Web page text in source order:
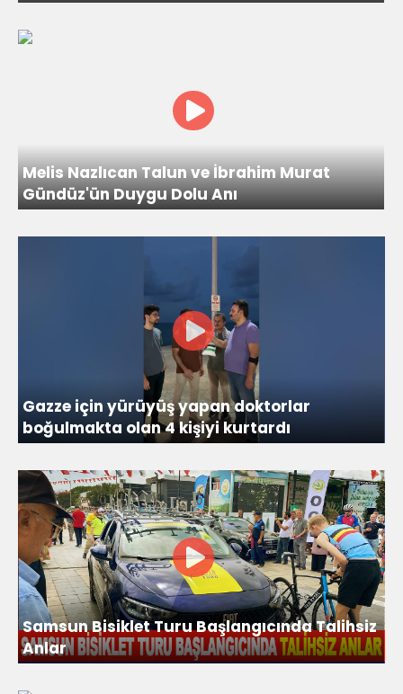
Melis Nazlıcan Talun ve İbrahim Murat
Gündüz'ün Duygu Dolu Anı
Gazze için yürüyüş yapan doktorlar
boğulmakta olan 4 kişiyi kurtardı
Samsun Bisiklet Turu Başlangıcında Talihsiz
Anlar